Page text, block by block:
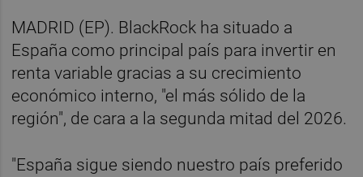
MADRID (EP). BlackRock ha situado a
España como principal país para invertir en
renta variable gracias a su crecimiento
económico interno, "el más sólido de la
región", de cara a la segunda mitad del 2026.
"España sigue siendo nuestro país preferido